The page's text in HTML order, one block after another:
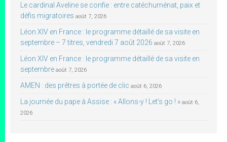
Le cardinal Aveline se confie : entre catéchuménat, paix et
défis migratoires août 7, 2026
Léon XIV en France : le programme détaillé de sa visite en
septembre – 7 titres, vendredi 7 août 2026 août 7, 2026
Léon XIV en France : le programme détaillé de sa visite en
septembre août 7, 2026
AMEN : des prêtres à portée de clic août 6, 2026
La journée du pape à Assise : « Allons-y ! Let’s go ! » août 6,
2026